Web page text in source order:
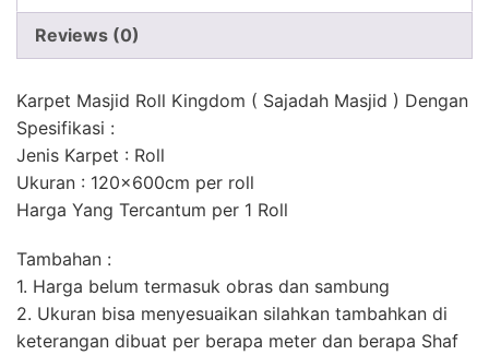
Reviews (0)
Karpet Masjid Roll Kingdom ( Sajadah Masjid ) Dengan
Spesifikasi :
Jenis Karpet : Roll
Ukuran : 120x600cm per roll
Harga Yang Tercantum per 1 Roll
Tambahan :
1. Harga belum termasuk obras dan sambung
2. Ukuran bisa menyesuaikan silahkan tambahkan di
keterangan dibuat per berapa meter dan berapa Shaf